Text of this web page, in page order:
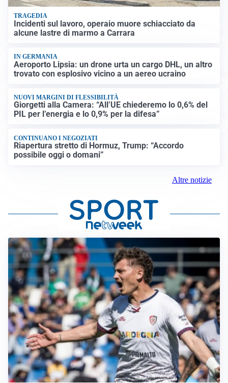
TRAGEDIA
Incidenti sul lavoro, operaio muore schiacciato da
alcune lastre di marmo a Carrara
IN GERMANIA
Aeroporto Lipsia: un drone urta un cargo DHL, un altro
trovato con esplosivo vicino a un aereo ucraino
NUOVI MARGINI DI FLESSIBILITÀ
Giorgetti alla Camera: “All’UE chiederemo lo 0,6% del
PIL per l’energia e lo 0,9% per la difesa”
CONTINUANO I NEGOZIATI
Riapertura stretto di Hormuz, Trump: “Accordo
possibile oggi o domani”
Altre notizie